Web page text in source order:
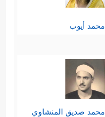
محمد أيوب
محمد صديق المنشاوي